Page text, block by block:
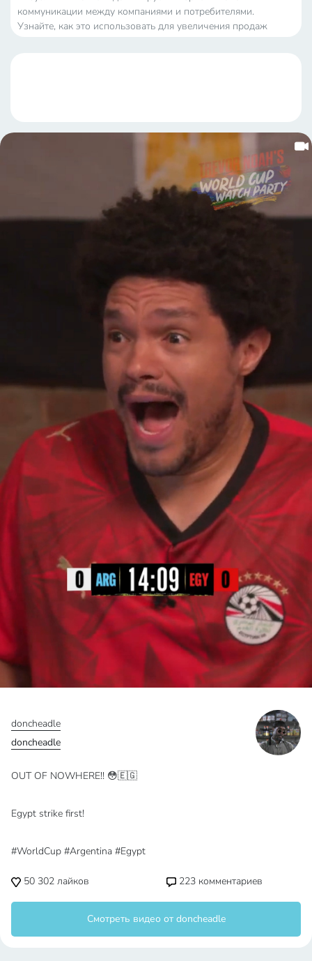
коммуникации между компаниями и потребителями.
Узнайте, как это использовать для увеличения продаж
doncheadle
doncheadle
OUT OF NOWHERE!! 😳🇪🇬
Egypt strike first!
#WorldCup #Argentina #Egypt
50 302 лайков 223 комментариев
Смотреть видео от doncheadle